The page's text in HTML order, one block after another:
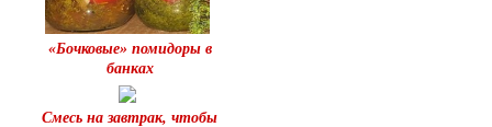
«Бочковые» помидоры в
банках
Смесь на завтрак, чтобы